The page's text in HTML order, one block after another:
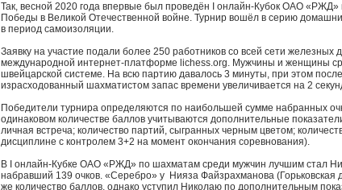
Так, весной 2020 года впервые был проведён I онлайн-Кубок ОАО
Победы в Великой Отечественной войне. Турнир вошёл в серию
в период самоизоляции.
Заявку на участие подали более 250 работников со всей сети железных
международной интернет-платформе lichess.org. Мужчины и женщины
швейцарской системе. На всю партию давалось 3 минуты, при этом
израсходованный шахматистом запас времени увеличивается на 2
Победители турнира определяются по наибольшей сумме набранных
одинаковом количестве баллов учитываются дополнительные
личная встреча; количество партий, сыгранных черным цветом;
дисциплине с контролем 3+2 на момент окончания соревнования).
В I онлайн-Кубке ОАО «РЖД» по шахматам среди мужчин лучшим стал
набравший 139 очков. «Серебро» у Нияза Файзрахманова (Горьковская
же количество баллов, однако уступил Николаю по дополнительным